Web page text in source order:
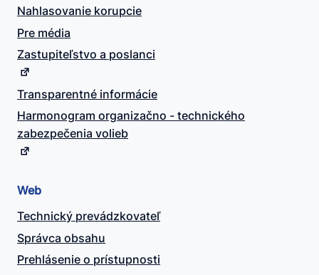
Nahlasovanie korupcie
Pre média
Zastupiteľstvo a poslanci
Transparentné informácie
Harmonogram organizačno - technického
zabezpečenia volieb
Web
Technický prevádzkovateľ
Správca obsahu
Prehlásenie o prístupnosti